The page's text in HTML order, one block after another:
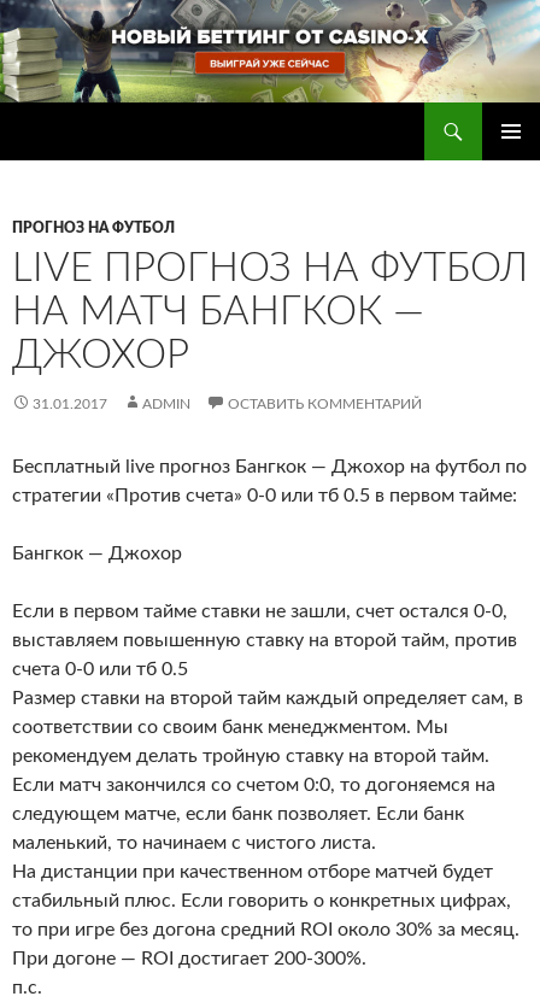
Перейти
к
содержимому
ПРОГНОЗ НА ФУТБОЛ
LIVE ПРОГНОЗ НА ФУТБОЛ
НА МАТЧ БАНГКОК —
ДЖОХОР
31.01.2017 ADMIN ОСТАВИТЬ КОММЕНТАРИЙ
Бесплатный live прогноз Бангкок — Джохор на футбол по
стратегии «Против счета» 0-0 или тб 0.5 в первом тайме:
Бангкок — Джохор
Если в первом тайме ставки не зашли, счет остался 0-0,
выставляем повышенную ставку на второй тайм, против
счета 0-0 или тб 0.5
Размер ставки на второй тайм каждый определяет сам, в
соответствии со своим банк менеджментом. Мы
рекомендуем делать тройную ставку на второй тайм.
Если матч закончился со счетом 0:0, то догоняемся на
следующем матче, если банк позволяет. Если банк
маленький, то начинаем с чистого листа.
На дистанции при качественном отборе матчей будет
стабильный плюс. Если говорить о конкретных цифрах,
то при игре без догона средний ROI около 30% за месяц.
При догоне — ROI достигает 200-300%.
п.с.